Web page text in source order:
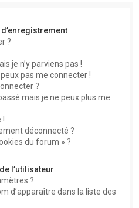
?
je n’y parviens pas !
pas me connecter !
?
mais je ne peux plus me
!
déconnecté ?
du forum » ?
l’utilisateur
?
d’apparaître dans la liste des